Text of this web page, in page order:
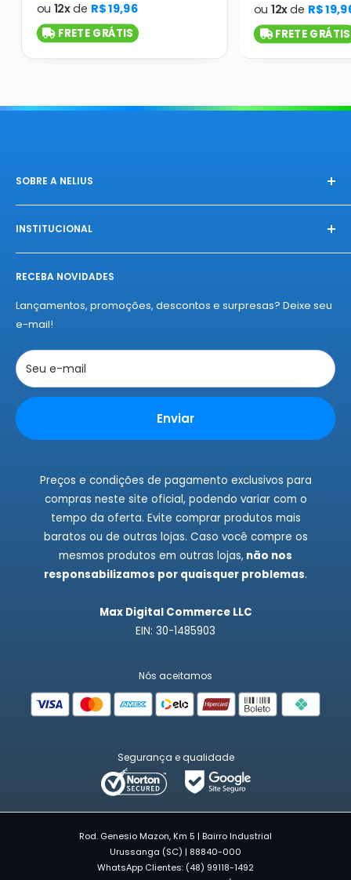
ou 12xde R$ 19,96
FRETE GRÁTIS
ou 12xde R$
FRETE GRÁTIS
SOBRE A NELIUS
Na Nelius, fazemos das compras uma celebração única.
Conectamos você à produtos exclusivos, diretamente das
Nelius e se apaixone por nossos produtos!
INSTITUCIONAL
Início
Sobre a Nelius
Termos de Entregas
Políticas de Privacidade
Trocas e Devoluções
Rastrear Pedidos
RECEBA NOVIDADES
Lançamentos, promoções, descontos e surpresas? Deixe seu
e-mail!
Seu e-mail
Enviar
Preços e condições de pagamento exclusivos para
compras neste site oficial, podendo variar com o
tempo da oferta. Evite comprar produtos mais
baratos ou de outras lojas. Caso você compre os
mesmos produtos em outras lojas, não nos
responsabilizamos por quaisquer problemas.
Max Digital Commerce LLC
EIN: 30-1485903
Nós aceitamos
Segurança e qualidade
Rod. Genesio Mazon, Km 5 | Bairro Industrial
Urussanga (SC) | 88840-000
WhatsApp Clientes: (48) 99118-1492